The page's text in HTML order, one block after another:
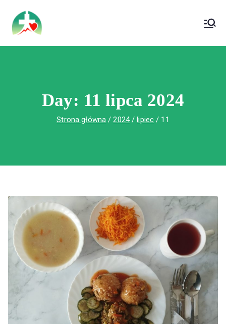
treści
Wojewódzki Szpital Specjalistyczny im.
Św. Rafała w Czerwonej Górze
Day: 11 lipca 2024
Strona główna 2024 lipiec 11